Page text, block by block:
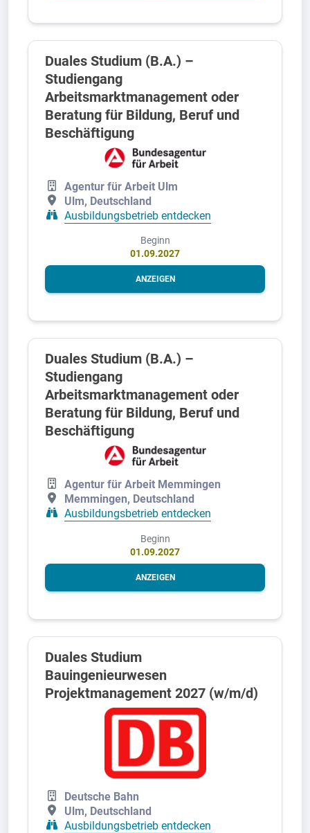
Duales Studium (B.A.) –
Studiengang
Arbeitsmarktmanagement oder
Beratung für Bildung, Beruf und
Beschäftigung
Agentur für Arbeit Ulm
Ulm, Deutschland
Ausbildungsbetrieb entdecken
Beginn
01.09.2027
ANZEIGEN
Duales Studium (B.A.) –
Studiengang
Arbeitsmarktmanagement oder
Beratung für Bildung, Beruf und
Beschäftigung
Agentur für Arbeit Memmingen
Memmingen, Deutschland
Ausbildungsbetrieb entdecken
Beginn
01.09.2027
ANZEIGEN
Duales Studium
Bauingenieurwesen
Projektmanagement 2027 (w/m/d)
Deutsche Bahn
Ulm, Deutschland
Ausbildungsbetrieb entdecken